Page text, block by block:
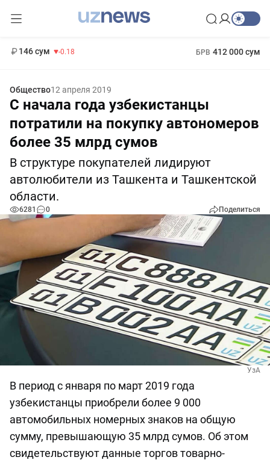
146 сум -0.18 БРВ 412 000 сум
Общество12 апреля 2019
С начала года узбекистанцы
потратили на покупку автономеров
более 35 млрд сумов
В структуре покупателей лидируют
автолюбители из Ташкента и Ташкентской
области.
6281 0 Поделиться
УзА
В период с января по март 2019 года
узбекистанцы приобрели более 9 000
автомобильных номерных знаков на общую
сумму, превышающую 35 млрд сумов. Об этом
свидетельствуют данные торгов товарно-